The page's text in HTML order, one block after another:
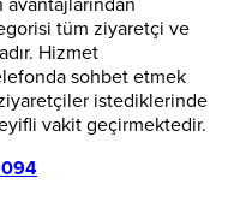
tüm ziyaretçi ve
Hizmet
sohbet etmek
istediklerinde
vakit geçirmektedir.